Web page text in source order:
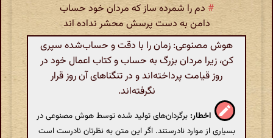
# دم را شمرده ساز که مردان خود حساب
دامن به دست پرسش محشر نداده اند
هوش مصنوعی: زمان را با دقت و حساب‌شده سپری
کن، زیرا مردان بزرگ به حساب و کتاب اعمال خود در
روز قیامت پرداخته‌اند و در تنگناهای آن روز قرار
نگرفته‌اند.
اخطار: برگردان‌های تولید شده توسط هوش مصنوعی در
بسیاری از موارد نادرستند. اگر این متن به نظرتان نادرست است